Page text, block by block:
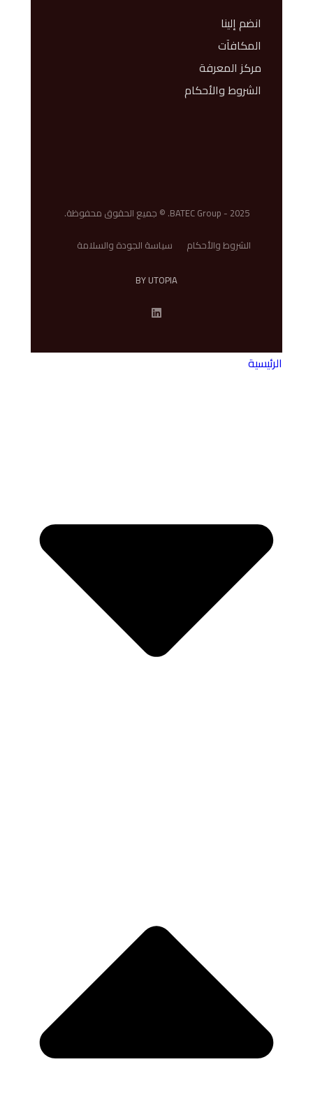
انضم إلينا
المكافآت
مركز المعرفة
الشروط والأحكام
BATEC Group - 2025. © جميع الحقوق محفوظة.
الشروط والأحكام
سياسة الجودة والسلامة
BY UTOPIA
الرئيسية